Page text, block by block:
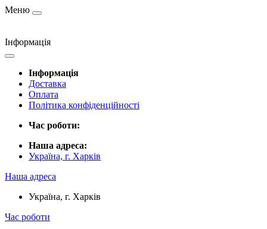
Меню
Інформація
Інформація
Доставка
Оплата
Політика конфіденційності
Час роботи:
Наша адреса:
Україна, г. Харків
Наша адреса
Україна, г. Харків
Час роботи